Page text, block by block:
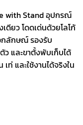
with Stand อุปกรณ์
ดียว โดดเด่นด้วยโลโก้
กลักษณ์ รองรับ
ว และขาตั้งพับเก็บได้
ท่ และใช้งานได้จริงใน